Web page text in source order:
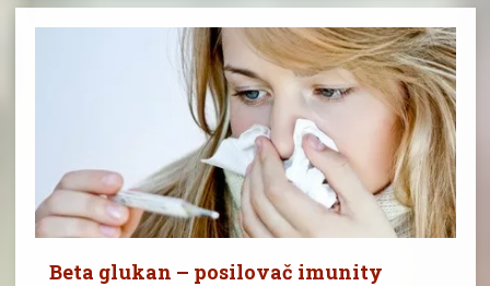
Beta glukan – posilovač imunity